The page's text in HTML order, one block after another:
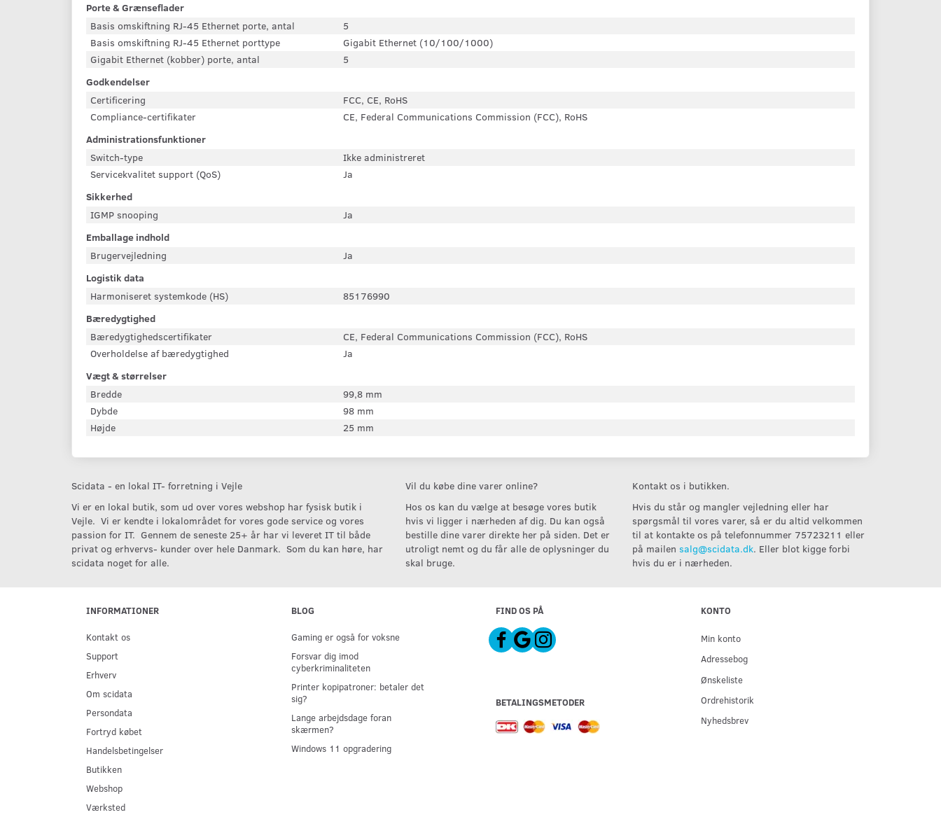
Porte & Grænseflader
Basis omskiftning RJ-45 Ethernet porte, antal
5
Basis omskiftning RJ-45 Ethernet porttype
Gigabit Ethernet (10/100/1000)
Gigabit Ethernet (kobber) porte, antal
5
Godkendelser
Certificering
FCC, CE, RoHS
Compliance-certifikater
CE, Federal Communications Commission (FCC), RoHS
Administrationsfunktioner
Switch-type
Ikke administreret
Servicekvalitet support (QoS)
Ja
Sikkerhed
IGMP snooping
Ja
Emballage indhold
Brugervejledning
Ja
Logistik data
Harmoniseret systemkode (HS)
85176990
Bæredygtighed
Bæredygtighedscertifikater
CE, Federal Communications Commission (FCC), RoHS
Overholdelse af bæredygtighed
Ja
Vægt & størrelser
Bredde
99,8 mm
Dybde
98 mm
Højde
25 mm
Scidata - en lokal IT- forretning i Vejle
Vi er en lokal butik, som ud over vores webshop har fysisk butik i
Vejle. Vi er kendte i lokalområdet for vores gode service og vores
passion for IT. Gennem de seneste 25+ år har vi leveret IT til både
privat og erhvervs- kunder over hele Danmark. Som du kan høre, har
scidata noget for alle.
Vil du købe dine varer online?
Hos os kan du vælge at besøge vores butik
hvis vi ligger i nærheden af dig. Du kan også
bestille dine varer direkte her på siden. Det er
utroligt nemt og du får alle de oplysninger du
skal bruge.
Kontakt os i butikken.
Hvis du står og mangler vejledning eller har
spørgsmål til vores varer, så er du altid velkommen
til at kontakte os på telefonnummer 75723211 eller
på mailen salg@scidata.dk. Eller blot kigge forbi
hvis du er i nærheden.
INFORMATIONER
Kontakt os
Support
Erhverv
Om scidata
Persondata
Fortryd købet
Handelsbetingelser
Butikken
Webshop
Værksted
BLOG
Gaming er også for voksne
Forsvar dig imod
cyberkriminaliteten
Printer kopipatroner: betaler det
sig?
Lange arbejdsdage foran
skærmen?
Windows 11 opgradering
FIND OS PÅ
BETALINGSMETODER
KONTO
Min konto
Adressebog
Ønskeliste
Ordrehistorik
Nyhedsbrev